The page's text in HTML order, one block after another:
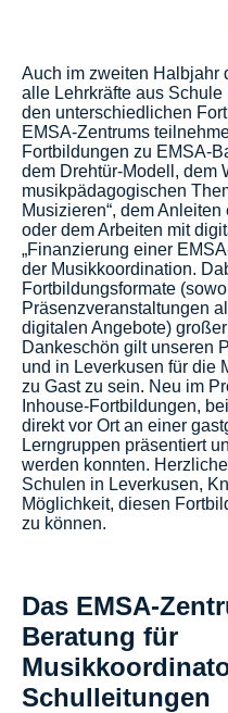
Auch im zweiten Halbjahr
alle Lehrkräfte aus
den unterschiedlichen
EMSA-Zentrums
Fortbildungen zu EMSA-
dem Drehtür-Modell, dem
musikpädagogischen
Musizieren“, dem
oder dem Arbeiten mit
„Finanzierung einer
der Musikkoordination.
Fortbildungsformate
Präsenzveranstaltungen
digitalen Angebote)
Dankeschön gilt unseren
und in Leverkusen für die
zu Gast zu sein. Neu im
Inhouse-Fortbildungen,
direkt vor Ort an einer
Lerngruppen präsentiert
werden konnten.
Schulen in Leverkusen,
Möglichkeit, diesen
zu können.
Das EMSA-
Beratung für
Schulleitungen